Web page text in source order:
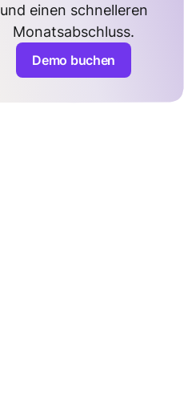
und einen schnelleren
Monatsabschluss.
Demo buchen